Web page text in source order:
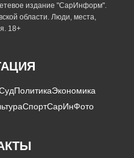
издание "СарИнформ".
области. Люди, места,
18+
ПолитикаЭкономика
СпортСарИнФото